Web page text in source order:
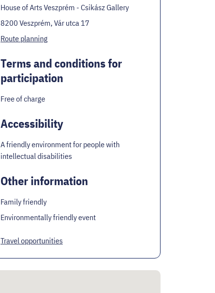
House of Arts Veszprém - Csikász Gallery
8200 Veszprém, Vár utca 17
Route planning
Terms and conditions for
participation
Free of charge
Accessibility
A friendly environment for people with
intellectual disabilities
Other information
Family friendly
Environmentally friendly event
Travel opportunities